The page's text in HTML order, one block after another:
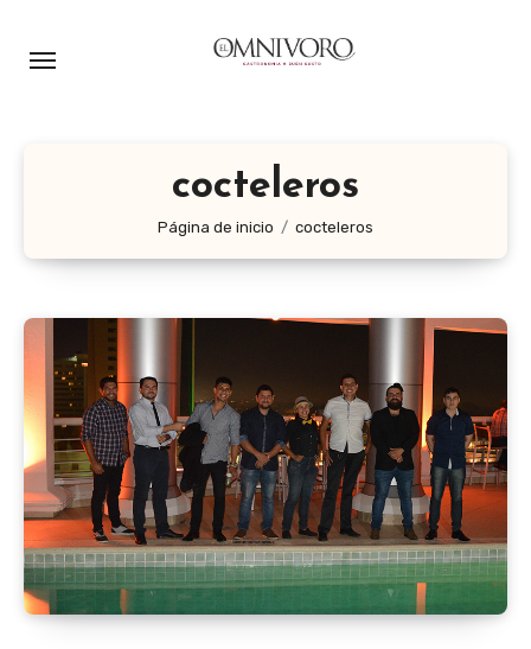
cocteleros
Página de inicio cocteleros